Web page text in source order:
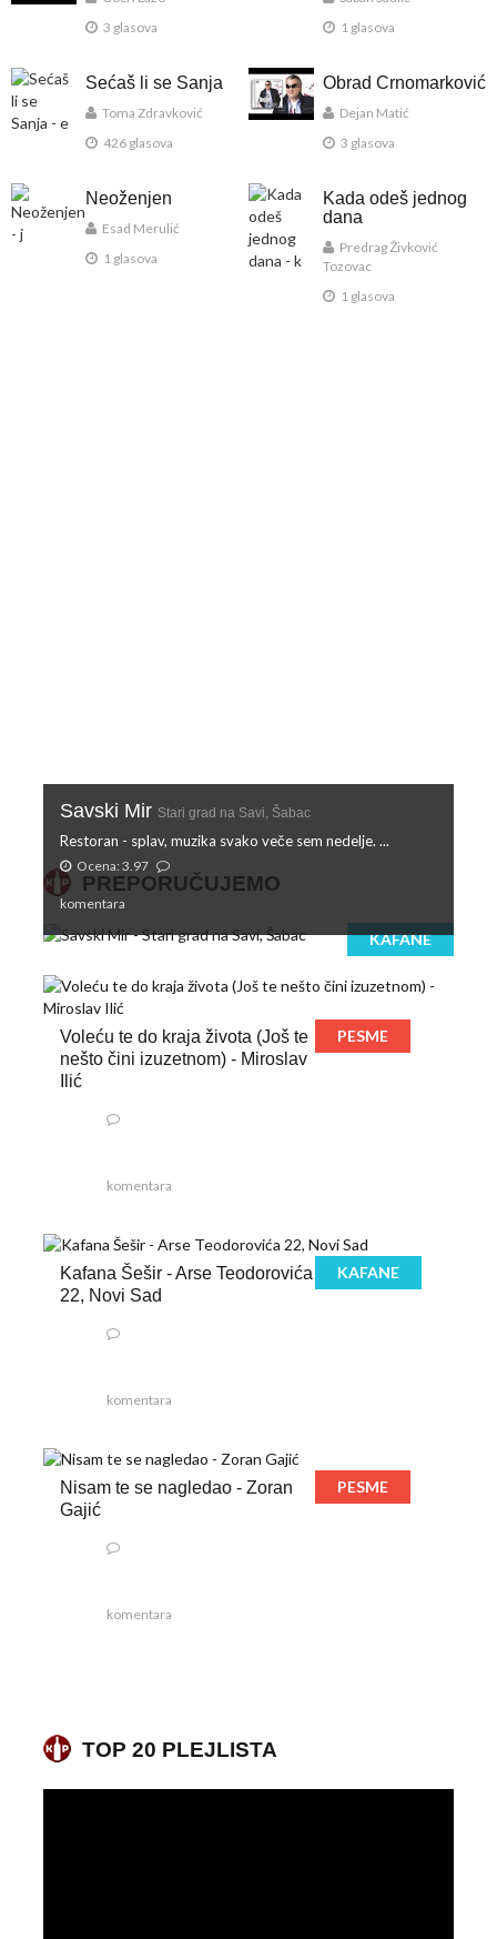
3 glasova
1 glasova
Sećaš li se Sanja
Toma Zdravković
426 glasova
Obrad Crnomarković
Dejan Matić
3 glasova
Neoženjen
Esad Merulić
1 glasova
Kada odeš jednog
dana
Predrag Živković
Tozovac
1 glasova
PREPORUČUJEMO
KAFANE
Savski Mir Stari grad na Savi, Šabac
Restoran - splav, muzika svako veče sem nedelje. ...
Ocena: 3.97
komentara
Voleću te do kraja života (Još te
nešto čini izuzetnom) - Miroslav
Ilić
PESME
komentara
Kafana Šešir - Arse Teodorovića
22, Novi Sad
KAFANE
komentara
Nisam te se nagledao - Zoran
Gajić
PESME
komentara
TOP 20 PLEJLISTA